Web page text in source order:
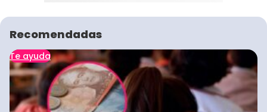
Recomendadas
Te ayuda